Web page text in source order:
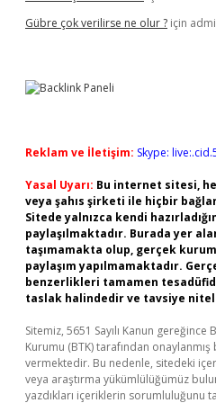
Gübre çok verilirse ne olur ? için
Reklam ve İletişim: Skype:
Yasal Uyarı: Bu internet sitesi,
veya şahıs şirketi ile hiçbir
Sitede yalnızca kendi
paylaşılmaktadır. Burada yer
taşımamakta olup, gerçek
paylaşım yapılmamaktadır.
benzerlikleri tamamen
taslak halindedir ve tavsiye
Sitemiz, 5651 Sayılı Kanun
Kurumu (BTK) tarafından
vermektedir. Bu nedenle, sitedeki
veya araştırma yükümlülüğümüz
yazdıkları içeriklerin sorumluluğunu